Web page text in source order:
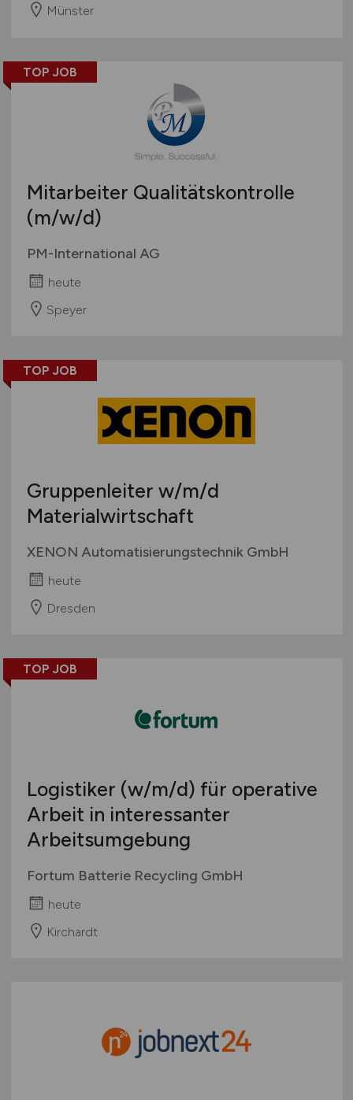
Münster
TOP JOB
Mitarbeiter Qualitätskontrolle
(m/w/d)
PM-International AG
heute
Speyer
TOP JOB
Gruppenleiter w/m/d
Materialwirtschaft
XENON Automatisierungstechnik GmbH
heute
Dresden
TOP JOB
Logistiker (w/m/d) für operative
Arbeit in interessanter
Arbeitsumgebung
Fortum Batterie Recycling GmbH
heute
Kirchardt